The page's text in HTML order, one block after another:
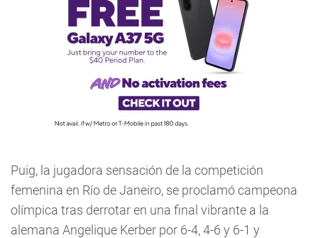
Puig, la jugadora sensación de la competición
femenina en Río de Janeiro, se proclamó campeona
olímpica tras derrotar en una final vibrante a la
alemana Angelique Kerber por 6-4, 4-6 y 6-1 y